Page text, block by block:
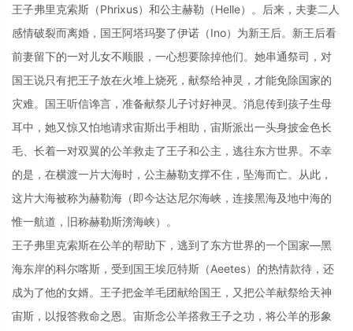
王子弗里克索斯（Phrixus）和公主赫勒（Helle）。后来，夫妻二人
感情破裂而离婚，国王阿塔玛娶了伊诺（Ino）为新王后。新王后看
前妻留下的一对儿女不顺眼，一心想要除掉他们。她串通祭司，对
国王说只有把王子放在火堆上烧死，献祭给神灵，才能免除国家的
灾难。国王听信谗言，准备献祭儿子讨好神灵。消息传到孩子生母
耳中，她又惊又怕地请求宙斯出手相助，宙斯派出一头身披金色长
毛、长着一对双翼的公羊救走了王子和公主，逃往东方世界。不幸
的是，在横渡一片大海时，公主赫勒支撑不住，坠海而亡。从此，
这片大海被称为赫勒海（即今达达尼尔海峡，连接黑海及地中海的
惟一航道，旧称赫勒斯滂海峡）。
王子弗里克索斯在公羊的帮助下，逃到了东方世界的一个国家—黑
海东岸的科尔喀斯，受到国王埃厄特斯（Aeetes）的热情款待，还
成为了他的女婿。王子把金羊毛团献给国王，又把公羊献祭给天神
宙斯，以报答救命之恩。宙斯念公羊搭救王子之功，将公羊的形象